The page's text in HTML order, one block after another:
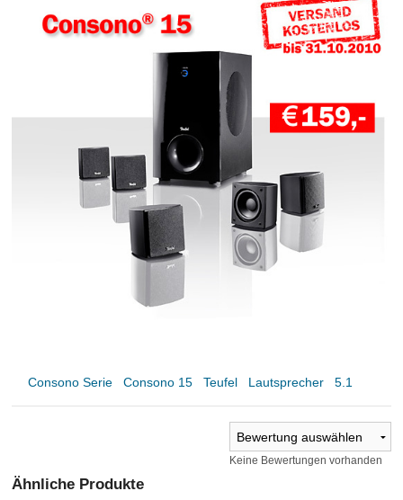
Consono Serie Consono 15 Teufel Lautsprecher 5.1
Keine Bewertungen vorhanden
Ähnliche Produkte